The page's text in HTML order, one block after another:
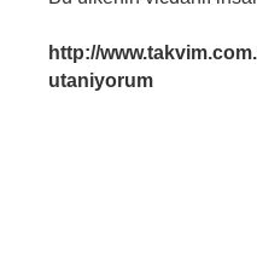
http://
utaniyorum